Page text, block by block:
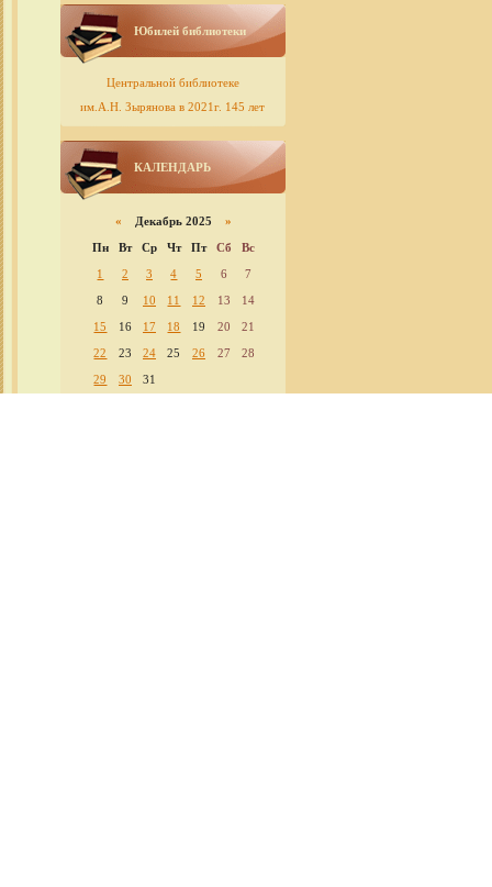
Юбилей библиотеки
Центральной библиотеке
им.А.Н. Зырянова в 2021г. 145 лет
КАЛЕНДАРЬ
« Декабрь 2025 »
Пн
Вт Ср Чт Пт Сб
Вс
1
2 3 4 5 6
7
8
9 10 11 12 13
14
15
16 17 18 19 20
21
22
23 24 25 26 27
28
29
30 31